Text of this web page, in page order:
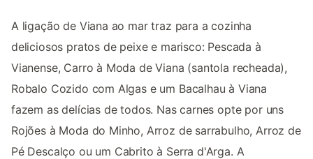
A ligação de Viana ao mar traz para a cozinha
deliciosos pratos de peixe e marisco: Pescada à
Vianense, Carro à Moda de Viana (santola recheada),
Robalo Cozido com Algas e um Bacalhau à Viana
fazem as delícias de todos. Nas carnes opte por uns
Rojões à Moda do Minho, Arroz de sarrabulho, Arroz de
Pé Descalço ou um Cabrito à Serra d'Arga. A